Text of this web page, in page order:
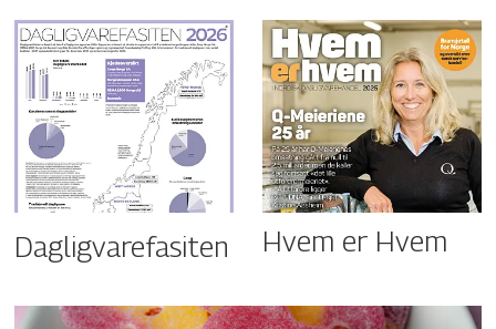
Dagligvarefasiten Hvem er Hvem